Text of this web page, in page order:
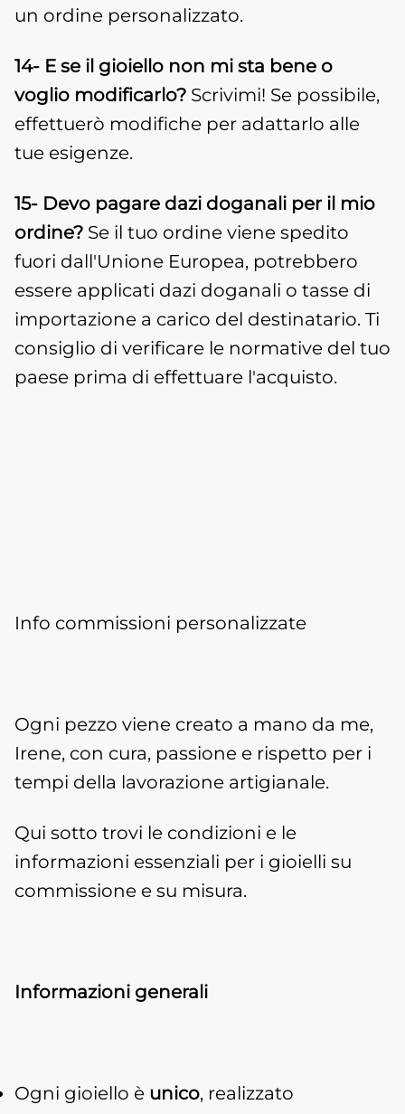
un ordine personalizzato.
14- E se il gioiello non mi sta bene o
voglio modificarlo? Scrivimi! Se possibile,
effettuerò modifiche per adattarlo alle
tue esigenze.
15- Devo pagare dazi doganali per il mio
ordine? Se il tuo ordine viene spedito
fuori dall'Unione Europea, potrebbero
essere applicati dazi doganali o tasse di
importazione a carico del destinatario. Ti
consiglio di verificare le normative del tuo
paese prima di effettuare l'acquisto.
Info commissioni personalizzate
Ogni pezzo viene creato a mano da me,
Irene, con cura, passione e rispetto per i
tempi della lavorazione artigianale.
Qui sotto trovi le condizioni e le
informazioni essenziali per i gioielli su
commissione e su misura.
Informazioni generali
Ogni gioiello è unico, realizzato